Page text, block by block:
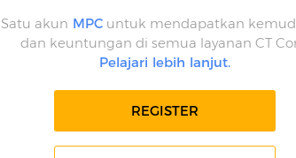
Satu akun MPCuntuk mendapatkan
dan keuntungan di semua layanan CT
Pelajari lebih lanjut.
REGISTER